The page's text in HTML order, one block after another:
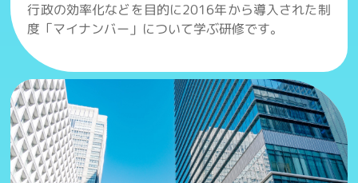
行政の効率化などを目的に2016年から導入された制
度「マイナンバー」について学ぶ研修です。